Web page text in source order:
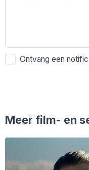
Ontvang een
Meer film- en